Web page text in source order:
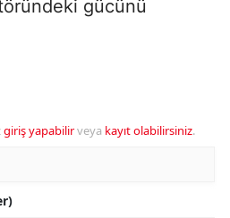
gücünü
giriş yapabilirveya kayıt olabilirsiniz.